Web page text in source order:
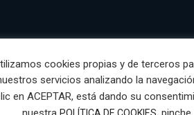
cookies propias y de terceros
servicios analizando la
en ACEPTAR, está dando su
POLÍTICA DE COOKIES